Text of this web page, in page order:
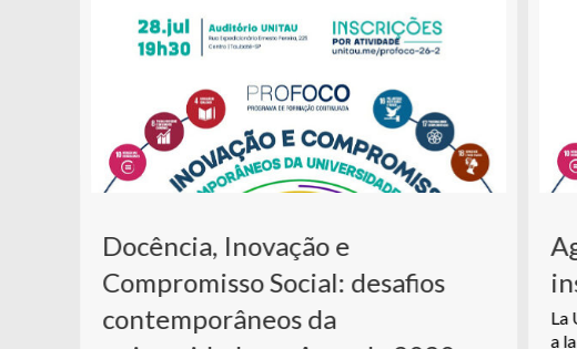
Docência, Inovação e
Compromisso Social: desafios
contemporâneos da
La
a